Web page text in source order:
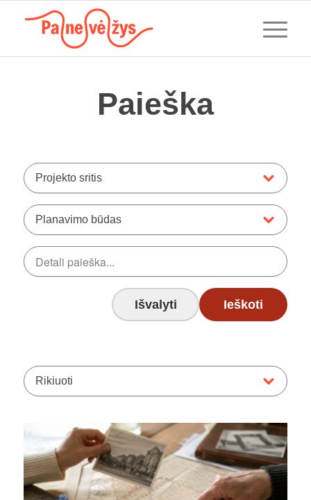
Paieška
Projekto sritis
Planavimo būdas
Išvalyti Ieškoti
Rikiuoti